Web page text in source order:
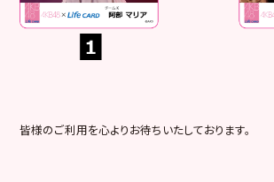
皆様のご利用を心よりお待ちいたしております。